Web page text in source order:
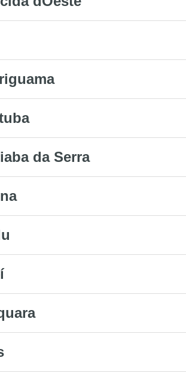
da Serra